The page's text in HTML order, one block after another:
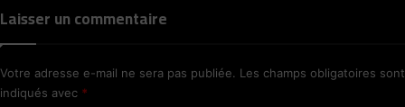
Laisser un commentaire
Votre adresse e-mail ne sera pas publiée. Les champs obligatoires sont
indiqués avec *